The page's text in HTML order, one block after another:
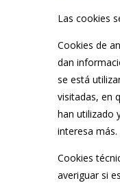
Las cookies
Cookies de
dan
se está
visitadas, en
han utilizado
interesa más.
Cookies
averiguar si